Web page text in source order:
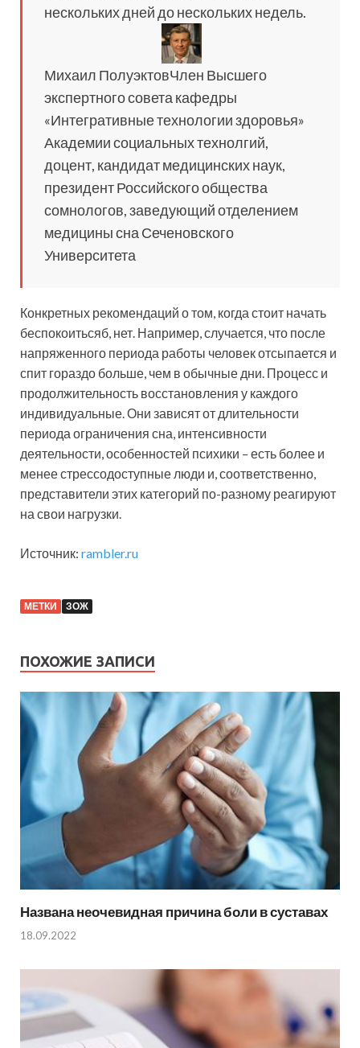
нескольких дней до нескольких недель.
Михаил ПолуэктовЧлен Высшего
экспертного совета кафедры
«Интегративные технологии здоровья»
Академии социальных технолгий,
доцент, кандидат медицинских наук,
президент Российского общества
сомнологов, заведующий отделением
медицины сна Сеченовского
Университета
Конкретных рекомендаций о том, когда стоит начать
беспокоитьсяб, нет. Например, случается, что после
напряженного периода работы человек отсыпается и
спит гораздо больше, чем в обычные дни. Процесс и
продолжительность восстановления у каждого
индивидуальные. Они зависят от длительности
периода ограничения сна, интенсивности
деятельности, особенностей психики – есть более и
менее стрессодоступные люди и, соответственно,
представители этих категорий по-разному реагируют
на свои нагрузки.
Источник: rambler.ru
МЕТКИ ЗОЖ
ПОХОЖИЕ ЗАПИСИ
Названа неочевидная причина боли в суставах
18.09.2022